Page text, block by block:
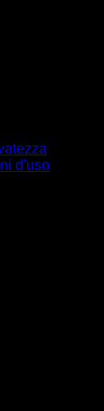
d'uso